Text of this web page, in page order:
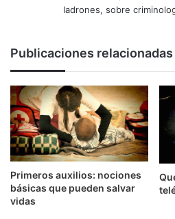
ladrones, sobre
Publicaciones relacionadas
Primeros auxilios: nociones
básicas que pueden salvar
vidas